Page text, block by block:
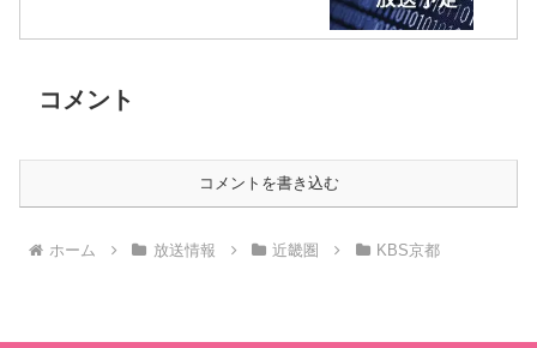
コメント
コメントを書き込む
ホーム 放送情報 近畿圏 KBS京都